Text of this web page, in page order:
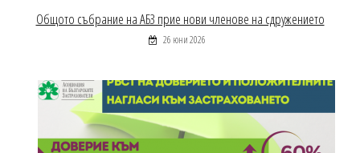
Общото събрание на АБЗ прие нови членове на сдружението
26 юни 2026